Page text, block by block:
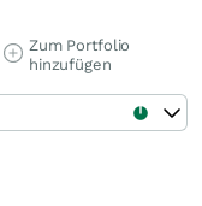
Zum Portfolio
hinzufügen